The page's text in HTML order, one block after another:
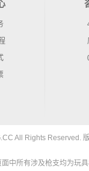
All Rights Reserved.
中所有涉及枪支均为玩